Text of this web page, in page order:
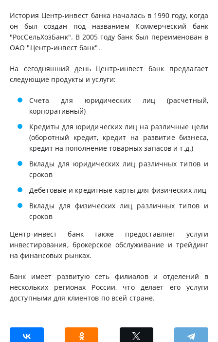
История Центр-инвест банка началась в 1990 году, когда
он был создан под названием Коммерческий банк
"РосСельХозБанк". В 2005 году банк был переименован в
ОАО "Центр-инвест банк".
На сегодняшний день Центр-инвест банк предлагает
следующие продукты и услуги:
Счета для юридических лиц (расчетный,
корпоративный)
Кредиты для юридических лиц на различные цели
(оборотный кредит, кредит на развитие бизнеса,
кредит на пополнение товарных запасов и т.д.)
Вклады для юридических лиц различных типов и
сроков
Дебетовые и кредитные карты для физических лиц
Вклады для физических лиц различных типов и
сроков
Центр-инвест банк также предоставляет услуги
инвестирования, брокерское обслуживание и трейдинг
на финансовых рынках.
Банк имеет развитую сеть филиалов и отделений в
нескольких регионах России, что делает его услуги
доступными для клиентов по всей стране.